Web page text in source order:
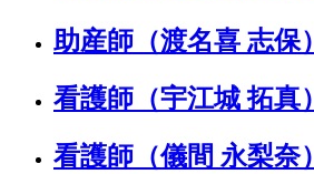
助産師（渡名喜 志保）
看護師（宇江城 拓真）
看護師（儀間 永梨奈）